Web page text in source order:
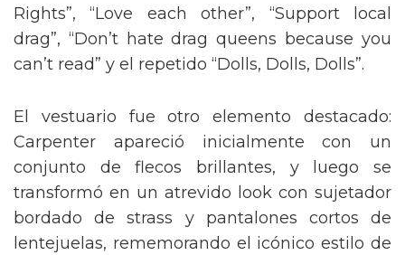
Rights”, “Love each other”, “Support local
drag”, “Don’t hate drag queens because you
can’t read” y el repetido “Dolls, Dolls, Dolls”.
El vestuario fue otro elemento destacado:
Carpenter apareció inicialmente con un
conjunto de flecos brillantes, y luego se
transformó en un atrevido look con sujetador
bordado de strass y pantalones cortos de
lentejuelas, rememorando el icónico estilo de